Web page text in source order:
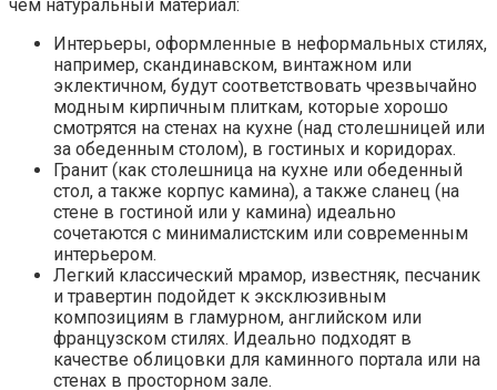
чем натуральный материал:
Интерьеры, оформленные в неформальных стилях,
например, скандинавском, винтажном или
эклектичном, будут соответствовать чрезвычайно
модным кирпичным плиткам, которые хорошо
смотрятся на стенах на кухне (над столешницей или
за обеденным столом), в гостиных и коридорах.
Гранит (как столешница на кухне или обеденный
стол, а также корпус камина), а также сланец (на
стене в гостиной или у камина) идеально
сочетаются с минималистским или современным
интерьером.
Легкий классический мрамор, известняк, песчаник
и травертин подойдет к эксклюзивным
композициям в гламурном, английском или
французском стилях. Идеально подходят в
качестве облицовки для каминного портала или на
стенах в просторном зале.